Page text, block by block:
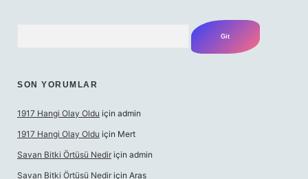
SON YORUMLAR
1917 Hangi Olay Oldu için admin
1917 Hangi Olay Oldu için Mert
Savan Bitki Örtüsü Nedir için admin
Savan Bitki Örtüsü Nedir için Aras